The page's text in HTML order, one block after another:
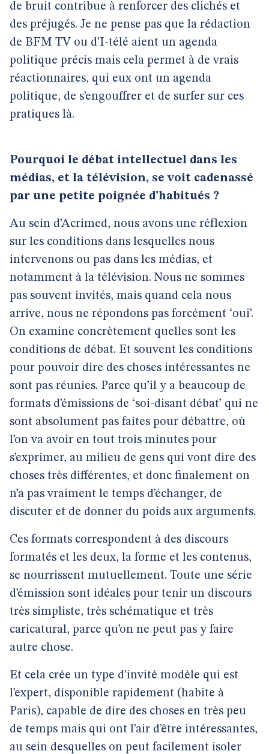
de bruit contribue à renforcer des clichés et
des préjugés. Je ne pense pas que la rédaction
de BFM TV ou d’I-télé aient un agenda
politique précis mais cela permet à de vrais
réactionnaires, qui eux ont un agenda
politique, de s’engouffrer et de surfer sur ces
pratiques là.
Pourquoi le débat intellectuel dans les
médias, et la télévision, se voit cadenassé
par une petite poignée d’habitués ?
Au sein d’Acrimed, nous avons une réflexion
sur les conditions dans lesquelles nous
intervenons ou pas dans les médias, et
notamment à la télévision. Nous ne sommes
pas souvent invités, mais quand cela nous
arrive, nous ne répondons pas forcément ‘oui’.
On examine concrètement quelles sont les
conditions de débat. Et souvent les conditions
pour pouvoir dire des choses intéressantes ne
sont pas réunies. Parce qu’il y a beaucoup de
formats d’émissions de ‘soi-disant débat’ qui ne
sont absolument pas faites pour débattre, où
l’on va avoir en tout trois minutes pour
s’exprimer, au milieu de gens qui vont dire des
choses très différentes, et donc finalement on
n’a pas vraiment le temps d’échanger, de
discuter et de donner du poids aux arguments.
Ces formats correspondent à des discours
formatés et les deux, la forme et les contenus,
se nourrissent mutuellement. Toute une série
d’émission sont idéales pour tenir un discours
très simpliste, très schématique et très
caricatural, parce qu’on ne peut pas y faire
autre chose.
Et cela crée un type d’invité modèle qui est
l’expert, disponible rapidement (habite à
Paris), capable de dire des choses en très peu
de temps mais qui ont l’air d’être intéressantes,
au sein desquelles on peut facilement isoler